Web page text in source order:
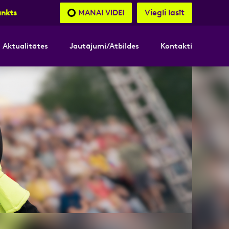
MANAI VIDEI Viegli lasīt
Aktualitātes Jautājumi/Atbildes Kontakti